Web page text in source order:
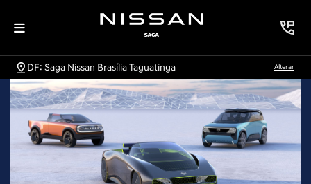
DF: Saga Nissan Brasília Taguatinga Alterar